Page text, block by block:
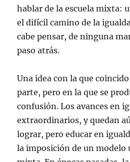
hablar de la escuela mixta:
el difícil camino de la
cabe pensar, de ninguna
paso atrás.
Una idea con la que
parte, pero en la que se
confusión. Los avances en
extraordinarios, y quedan
lograr, pero educar en
la imposición de un modelo